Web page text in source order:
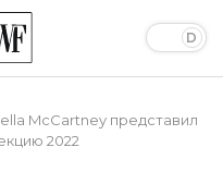
McCartney представил
2022